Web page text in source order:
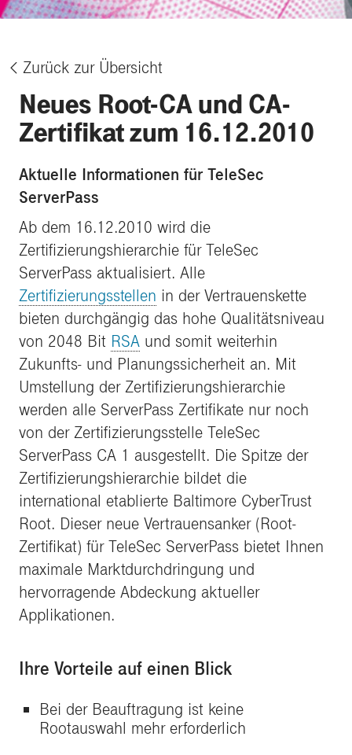
% Zurück zur Übersicht
Neues Root-CA und CA-
Zertifikat zum 16.12.2010
Aktuelle Informationen für TeleSec
ServerPass
Ab dem 16.12.2010 wird die
Zertifizierungshierarchie für TeleSec
ServerPass aktualisiert. Alle
Zertifizierungsstellen in der Vertrauenskette
bieten durchgängig das hohe Qualitätsniveau
von 2048 Bit RSA und somit weiterhin
Zukunfts- und Planungssicherheit an. Mit
Umstellung der Zertifizierungshierarchie
werden alle ServerPass Zertifikate nur noch
von der Zertifizierungsstelle TeleSec
ServerPass CA 1 ausgestellt. Die Spitze der
Zertifizierungshierarchie bildet die
international etablierte Baltimore CyberTrust
Root. Dieser neue Vertrauensanker (Root-
Zertifikat) für TeleSec ServerPass bietet Ihnen
maximale Marktdurchdringung und
hervorragende Abdeckung aktueller
Applikationen.
Ihre Vorteile auf einen Blick
Bei der Beauftragung ist keine
Rootauswahl mehr erforderlich